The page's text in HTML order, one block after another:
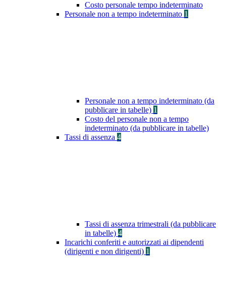
Costo personale tempo indeterminato
Personale non a tempo indeterminato 1
Personale non a tempo indeterminato (da
pubblicare in tabelle) 1
Costo del personale non a tempo
indeterminato (da pubblicare in tabelle)
Tassi di assenza 4
Tassi di assenza trimestrali (da pubblicare
in tabelle) 4
Incarichi conferiti e autorizzati ai dipendenti
(dirigenti e non dirigenti) 1